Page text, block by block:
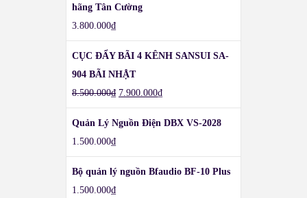
hãng Tân Cường
3.800.000₫
CỤC ĐẨY BÃI 4 KÊNH SANSUI SA-
904 BÃI NHẬT
8.500.000₫ 7.900.000₫
Quản Lý Nguồn Điện DBX VS-2028
1.500.000₫
Bộ quản lý nguồn Bfaudio BF-10 Plus
1.500.000₫